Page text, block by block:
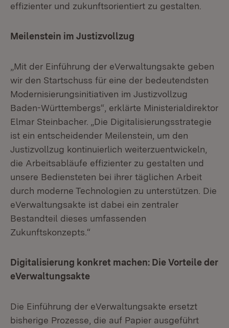
effizienter und zukunftsorientiert zu gestalten.
Meilenstein im Justizvollzug
„Mit der Einführung der eVerwaltungsakte geben
wir den Startschuss für eine der bedeutendsten
Modernisierungsinitiativen im Justizvollzug
Baden-Württembergs“, erklärte Ministerialdirektor
Elmar Steinbacher. „Die Digitalisierungsstrategie
ist ein entscheidender Meilenstein, um den
Justizvollzug kontinuierlich weiterzuentwickeln,
die Arbeitsabläufe effizienter zu gestalten und
unsere Bediensteten bei ihrer täglichen Arbeit
durch moderne Technologien zu unterstützen. Die
eVerwaltungsakte ist dabei ein zentraler
Bestandteil dieses umfassenden
Zukunftskonzepts.“
Digitalisierung konkret machen: Die Vorteile der
eVerwaltungsakte
Die Einführung der eVerwaltungsakte ersetzt
bisherige Prozesse, die auf Papier ausgeführt